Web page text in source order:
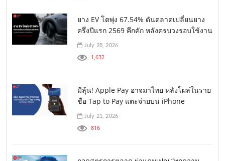
ยาง EV โตพุ่ง 67.54% ดันตลาดเปลี่ยนยาง
ครึ่งปีแรก 2569 คึกคัก หลังครบวงรอบใช้งาน
July 28, 2026
1,632
มีลุ้น! Apple Pay อาจมาไทย หลังโผล่ในราย
ชื่อ Tap to Pay แตะจ่ายบน iPhone
July 21, 2026
816